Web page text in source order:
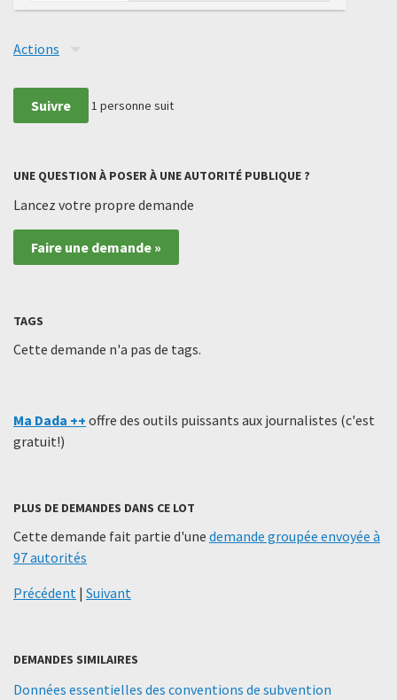
Actions
Suivre 1 personne suit
UNE QUESTION À POSER À UNE AUTORITÉ PUBLIQUE ?
Lancez votre propre demande
Faire une demande »
TAGS
Cette demande n'a pas de tags.
Ma Dada ++ offre des outils puissants aux journalistes (c'est
gratuit!)
PLUS DE DEMANDES DANS CE LOT
Cette demande fait partie d'une demande groupée envoyée à
97 autorités
Précédent | Suivant
DEMANDES SIMILAIRES
Données essentielles des conventions de subvention